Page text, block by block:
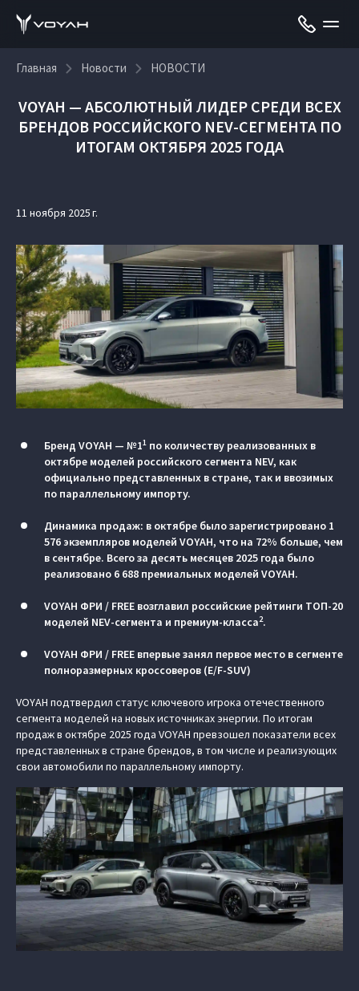
Главная Новости НОВОСТИ
VOYAH — АБСОЛЮТНЫЙ ЛИДЕР СРЕДИ ВСЕХ
БРЕНДОВ РОССИЙСКОГО NEV-СЕГМЕНТА ПО
ИТОГАМ ОКТЯБРЯ 2025 ГОДА
11 ноября 2025 г.
Бренд VOYAH — №11 по количеству реализованных в
октябре моделей российского сегмента NEV, как
официально представленных в стране, так и ввозимых
по параллельному импорту.
Динамика продаж: в октябре было зарегистрировано 1
576 экземпляров моделей VOYAH, что на 72% больше, чем
в сентябре. Всего за десять месяцев 2025 года было
реализовано 6 688 премиальных моделей VOYAH.
VOYAH ФРИ / FREE возглавил российские рейтинги ТОП-20
моделей NEV-сегмента и премиум-класса2.
VOYAH ФРИ / FREE впервые занял первое место в сегменте
полноразмерных кроссоверов (E/F-SUV)
VOYAH подтвердил статус ключевого игрока отечественного
сегмента моделей на новых источниках энергии. По итогам
продаж в октябре 2025 года VOYAH превзошел показатели всех
представленных в стране брендов, в том числе и реализующих
свои автомобили по параллельному импорту.